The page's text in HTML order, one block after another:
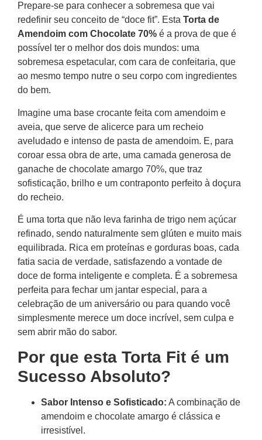
Prepare-se para conhecer a sobremesa que vai
redefinir seu conceito de “doce fit”. Esta Torta de
Amendoim com Chocolate 70% é a prova de que é
possível ter o melhor dos dois mundos: uma
sobremesa espetacular, com cara de confeitaria, que
ao mesmo tempo nutre o seu corpo com ingredientes
do bem.
Imagine uma base crocante feita com amendoim e
aveia, que serve de alicerce para um recheio
aveludado e intenso de pasta de amendoim. E, para
coroar essa obra de arte, uma camada generosa de
ganache de chocolate amargo 70%, que traz
sofisticação, brilho e um contraponto perfeito à doçura
do recheio.
É uma torta que não leva farinha de trigo nem açúcar
refinado, sendo naturalmente sem glúten e muito mais
equilibrada. Rica em proteínas e gorduras boas, cada
fatia sacia de verdade, satisfazendo a vontade de
doce de forma inteligente e completa. É a sobremesa
perfeita para fechar um jantar especial, para a
celebração de um aniversário ou para quando você
simplesmente merece um doce incrível, sem culpa e
sem abrir mão do sabor.
Por que esta Torta Fit é um
Sucesso Absoluto?
Sabor Intenso e Sofisticado: A combinação de
amendoim e chocolate amargo é clássica e
irresistível.